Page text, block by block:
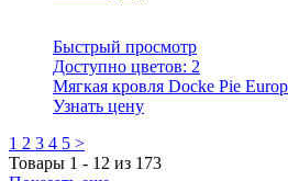
Быстрый просмотр
Доступно цветов: 2
Мягкая кровля Docke Pie
Узнать цену
1 2 3 4 5 >
Товары 1 - 12 из 173